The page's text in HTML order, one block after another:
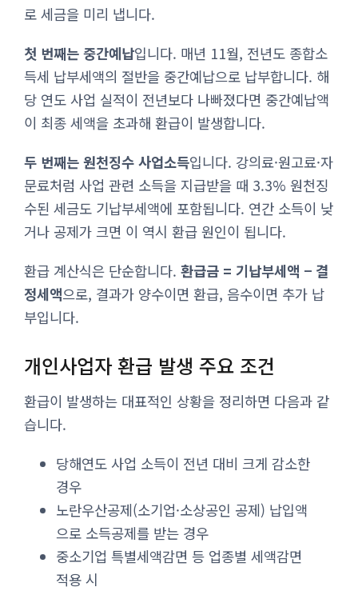
로 세금을 미리 냅니다.
첫 번째는 중간예납입니다. 매년 11월, 전년도 종합소
득세 납부세액의 절반을 중간예납으로 납부합니다. 해
당 연도 사업 실적이 전년보다 나빠졌다면 중간예납액
이 최종 세액을 초과해 환급이 발생합니다.
두 번째는 원천징수 사업소득입니다. 강의료·원고료·자
문료처럼 사업 관련 소득을 지급받을 때 3.3% 원천징
수된 세금도 기납부세액에 포함됩니다. 연간 소득이 낮
거나 공제가 크면 이 역시 환급 원인이 됩니다.
환급 계산식은 단순합니다. 환급금 = 기납부세액 − 결
정세액으로, 결과가 양수이면 환급, 음수이면 추가 납
부입니다.
개인사업자 환급 발생 주요 조건
환급이 발생하는 대표적인 상황을 정리하면 다음과 같
습니다.
당해연도 사업 소득이 전년 대비 크게 감소한
경우
노란우산공제(소기업·소상공인 공제) 납입액
으로 소득공제를 받는 경우
중소기업 특별세액감면 등 업종별 세액감면
적용 시